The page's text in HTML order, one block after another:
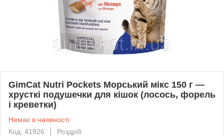
GimCat Nutri Pockets Морський мікс 150 г —
хрусткі подушечки для кішок (лосось, форель
і креветки)
Немає в наявності
Код: 41926
Роздріб